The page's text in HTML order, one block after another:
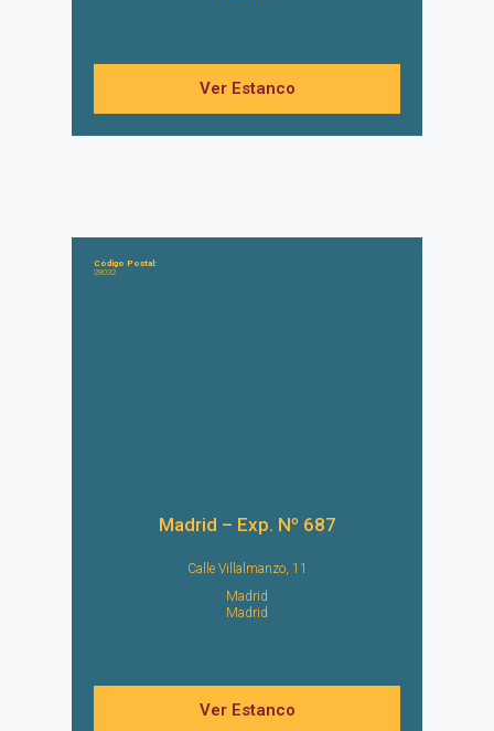
Ver Estanco
Código Postal:
28032
Madrid – Exp. Nº 687
Calle Villalmanzo, 11
Madrid
Madrid
Ver Estanco